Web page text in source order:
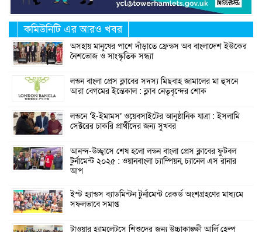
কমিউনিটি এর আরও খবর
অসহায় মানুষের পাশে দাঁড়াতে ফ্রেন্ডস অব বাংলাদেশ ইউকের
নৈশভোজ ও সাংস্কৃতিক সন্ধ্যা
লন্ডন বাংলা প্রেস ক্লাবের সদস্য মিছবাহ জামালের মা হুসনে
আরা বেগমের ইন্তেকাল : ক্লাব নেতৃবৃন্দের শোক
লন্ডনে ‘ই-ইমামস’ ওয়েবসাইটের আনুষ্ঠানিক যাত্রা : ইসলামি
সেক্টরের চাকরি প্রার্থীদের জন্য সুখবর
আনন্দ-উচ্ছ্বাসে শেষ হলো লন্ডন বাংলা প্রেস ক্লাবের ফুটবল
টুর্নামেন্ট ২০২৫ : ওয়ানবাংলা চ্যাম্পিয়ন, চ্যানেল এস রানার
আপ
ইস্ট হ্যান্ডস ব্যাডমিন্টন টুর্নামেন্ট রেকর্ড অংশগ্রহণের মাধ্যমে
সফলভাবে সমাপ্ত
টাওয়ার হ্যামলেটসে শিশুদের জন্য উচ্চাকাঙ্ক্ষী আর্লি হেল্প